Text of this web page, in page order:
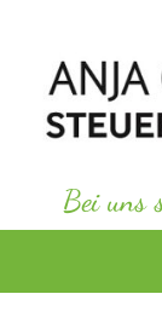
Bei uns